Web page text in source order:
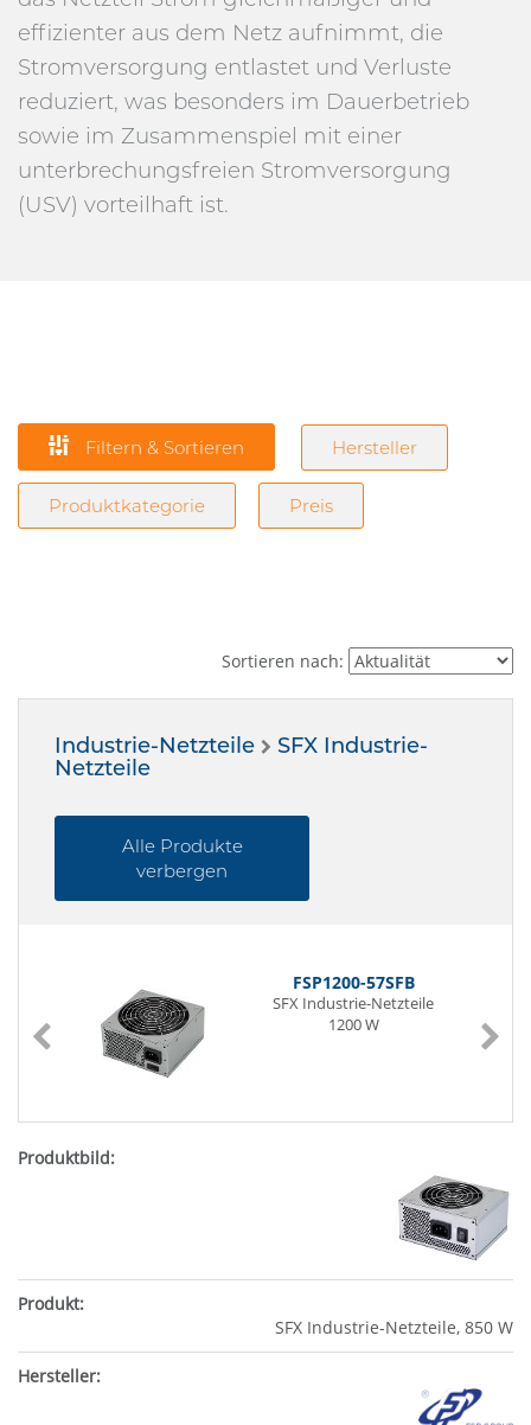
effizienter aus dem Netz aufnimmt, die
Stromversorgung entlastet und Verluste
reduziert, was besonders im Dauerbetrieb
sowie im Zusammenspiel mit einer
unterbrechungsfreien Stromversorgung
(USV) vorteilhaft ist.
Filtern & Sortieren Hersteller
Produktkategorie Preis
Sortieren nach:
Industrie-Netzteile
SFX Industrie-
Netzteile
Alle Produkte
verbergen
FSP1200-57SFB
SFX Industrie-Netzteile
1200 W
SFX Industrie-Netzteile, 850 W